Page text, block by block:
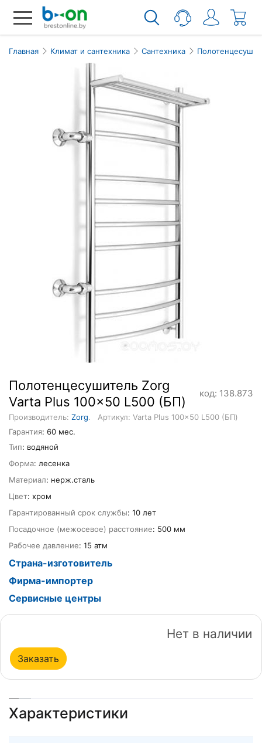
Главная Климат и сантехника Сантехника
Полотенцесушитель Zorg
Varta Plus 100x50 L500 (БП)
код: 138.873
Производитель: Zorg.
Артикул: Varta Plus 100x50 L500 (БП)
Гарантия: 60 мес.
Тип: водяной
Форма: лесенка
Материал: нерж.сталь
Цвет: хром
Гарантированный срок службы: 10 лет
Посадочное (межосевое) расстояние: 500 мм
Рабочее давление: 15 атм
Страна-изготовитель
Фирма-импортер
Сервисные центры
Нет в наличии
Заказать
Характеристики